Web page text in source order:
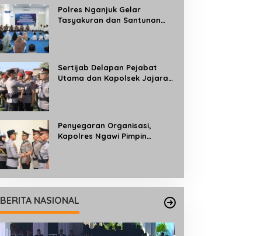
Polres Nganjuk Gelar
Tasyakuran dan Santunan
Sertijab Delapan Pejabat
Utama dan Kapolsek Jajaran,
Penyegaran Organisasi,
Kapolres Ngawi Pimpin
BERITA NASIONAL